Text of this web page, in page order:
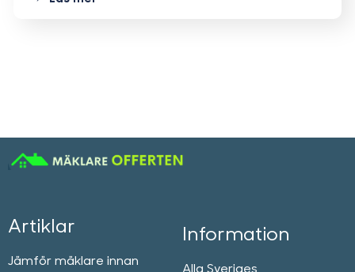
Artiklar
Jämför mäklare innan
Information
Alla Sveriges